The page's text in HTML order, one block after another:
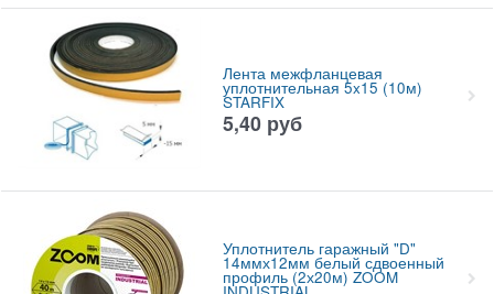
Лента межфланцевая
уплотнительная 5x15 (10м)
STARFIX
5,40 руб
Уплотнитель гаражный "D"
14ммх12мм белый сдвоенный
профиль (2х20м) ZOOM